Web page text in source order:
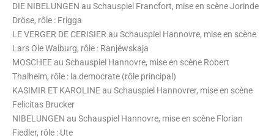
DIE NIBELUNGEN au Schauspiel Francfort, mise en scène Jorinde
Dröse, rôle : Frigga
LE VERGER DE CERISIER au Schauspiel Hannovre, mise en scène
Lars Ole Walburg, rôle : Ranjéwskaja
MOSCHEE au Schauspiel Hannovre, mise en scène Robert
Thalheim, rôle : la democrate (rôle principal)
KASIMIR ET KAROLINE au Schauspiel Hannovrer, mise en scène
Felicitas Brucker
NIBELUNGEN au Schauspiel Hannovre, mise en scène Florian
Fiedler, rôle : Ute